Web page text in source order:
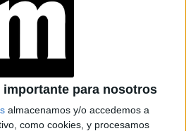
para nosotros
almacenamos y/o accedemos a
como cookies, y procesamos